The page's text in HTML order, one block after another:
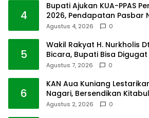
4
Bupati Ajukan KUA-PPAS
2026, Pendapatan Pasbar
Agustus 4, 2026 0
5
Wakil Rakyat H. Nurkholis
Bicara, Bupati Bisa Digugat
Agustus 7, 2026 0
6
KAN Aua Kuniang
Nagari, Bersendikan
Agustus 2, 2026 0